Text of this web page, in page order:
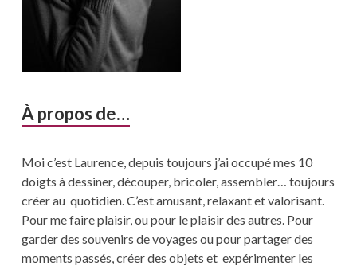
À propos de…
Moi c’est Laurence, depuis toujours j’ai occupé mes 10
doigts à dessiner, découper, bricoler, assembler… toujours
créer au quotidien. C’est amusant, relaxant et valorisant.
Pour me faire plaisir, ou pour le plaisir des autres. Pour
garder des souvenirs de voyages ou pour partager des
moments passés, créer des objets et expérimenter les